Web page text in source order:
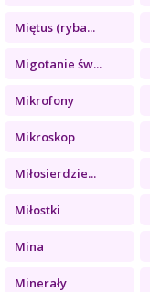
Miętus (ryba...
Migotanie św...
Mikrofony
Mikroskop
Miłosierdzie...
Miłostki
Mina
Minerały